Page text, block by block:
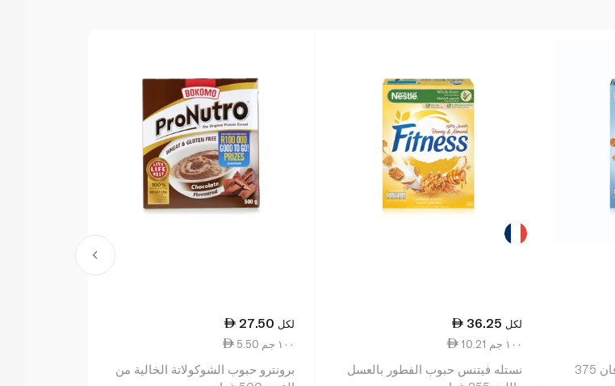
نستله حبوب الفطور بالشوفان 375
36.25 لكل
10.21 ١٠٠ جم
نستله فيتنس حبوب الفطور بالعسل
27.50 لكل
5.50 ١٠٠ جم
برونترو حبوب الشوكولاتة الخالية من